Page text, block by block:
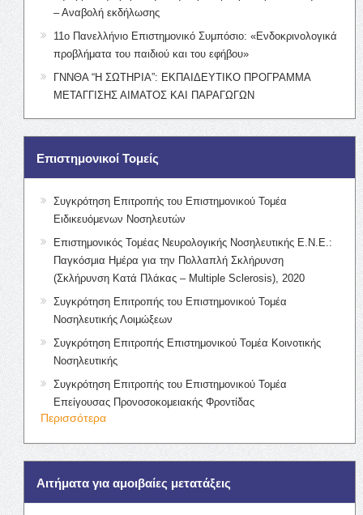
– Αναβολή εκδήλωσης
11ο Πανελλήνιο Επιστημονικό Συμπόσιο: «Ενδοκρινολογικά
προβλήματα του παιδιού και του εφήβου»
ΓΝΝΘΑ “Η ΣΩΤΗΡΙΑ”: ΕΚΠΑΙΔΕΥΤΙΚΟ ΠΡΟΓΡΑΜΜΑ
ΜΕΤΑΓΓΙΣΗΣ ΑΙΜΑΤΟΣ ΚΑΙ ΠΑΡΑΓΩΓΩΝ
Επιστημονικοί Τομείς
Συγκρότηση Επιτροπής του Επιστημονικού Τομέα
Ειδικευόμενων Νοσηλευτών
Επιστημονικός Τομέας Νευρολογικής Νοσηλευτικής Ε.Ν.Ε.:
Παγκόσμια Ημέρα για την Πολλαπλή Σκλήρυνση
(Σκλήρυνση Κατά Πλάκας – Multiple Sclerosis), 2020
Συγκρότηση Επιτροπής του Επιστημονικού Τομέα
Νοσηλευτικής Λοιμώξεων
Συγκρότηση Επιτροπής Επιστημονικού Τομέα Κοινοτικής
Νοσηλευτικής
Συγκρότηση Επιτροπής του Επιστημονικού Τομέα
Επείγουσας Προνοσοκομειακής Φροντίδας
Περισσότερα
Αιτήματα για αμοιβαίες μετατάξεις